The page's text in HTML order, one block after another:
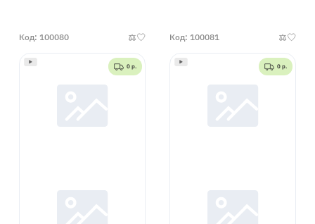
Код: 100080
0 р.
Код: 100081
0 р.